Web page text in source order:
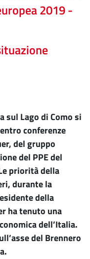
2019 -
sul Lago di Como si
conferenze
del gruppo
del PPE del
priorità della
durante la
della
ha tenuto una
dell’Italia.
del Brennero